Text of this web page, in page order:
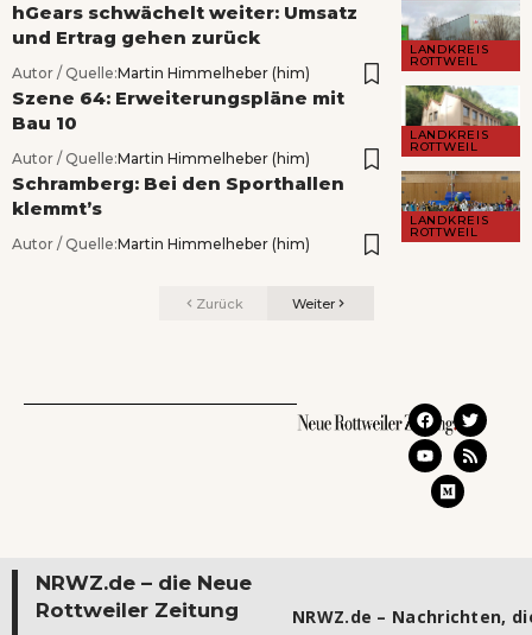
LANDKREIS
ROTTWEIL
hGears schwächelt weiter: Umsatz
und Ertrag gehen zurück
Autor / Quelle:Martin Himmelheber (him)
LANDKREIS
ROTTWEIL
Szene 64: Erweiterungspläne mit
Bau 10
Autor / Quelle:Martin Himmelheber (him)
LANDKREIS
ROTTWEIL
Schramberg: Bei den Sporthallen
klemmt’s
Autor / Quelle:Martin Himmelheber (him)
Zurück Weiter
NRWZ.de – die Neue
Rottweiler Zeitung
NRWZ.de – Nachrichten,